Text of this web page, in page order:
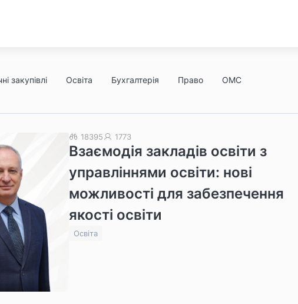
закупівлі Освіта Бухгалтерія Право ОМС
Взаємодія закладів освіти з
управліннями освіти: нові
можливості для забезпечення
якості освіти
18395 1773
Освіта